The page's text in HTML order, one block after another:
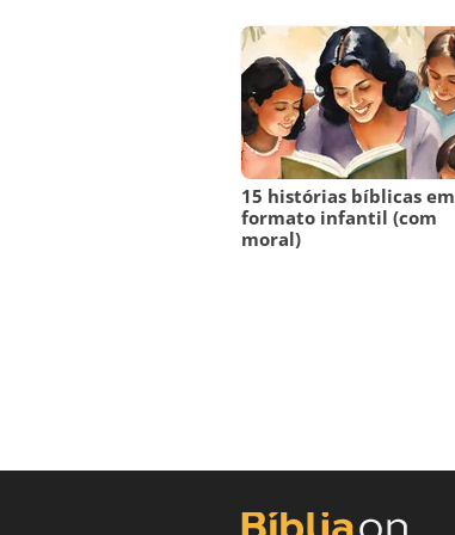
15 histórias bíblicas em
formato infantil (com
moral)